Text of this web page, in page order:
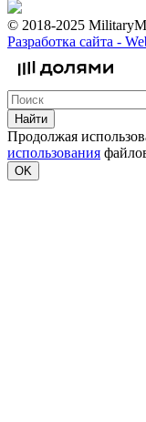
© 2018-2025
Разработка сайта -
Найти
Продолжая
использования
OK